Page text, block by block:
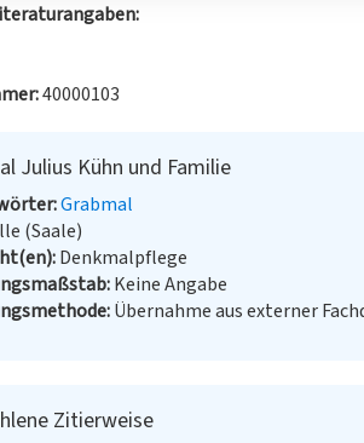
40000103
Julius Kühn und Familie
Grabmal
(Saale)
Denkmalpflege
Keine Angabe
Übernahme aus externer
Zitierweise